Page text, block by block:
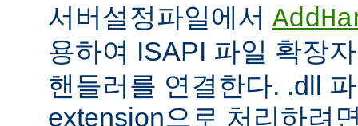
서버설정파일에서
용하여 ISAPI 파일 확장
핸들러를 연결한다. .dll
extension으로 처리하려